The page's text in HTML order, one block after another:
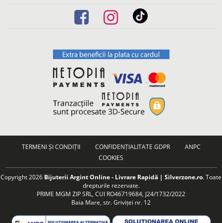
TERMENI ȘI CONDIȚII CONFIDENȚIALITATE GDPR
ANPC
COOKIES
Copyright 2026 Bijuterii Argint Online - Livrare Rapidă | Silverzone.ro. Toate
drepturile rezervate.
PRIME MGM ZIP SRL, CUI RO46719684, J24/1732/2022
Baia Mare, str. Griviței nr. 12